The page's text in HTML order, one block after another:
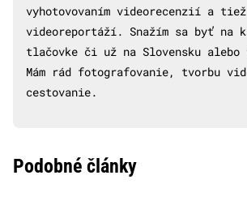
vyhotovovaním videorecenzií a tiež
videoreportáží. Snažím sa byť na
tlačovke či už na Slovensku
Mám rád fotografovanie, tvorbu
cestovanie.
Podobné články